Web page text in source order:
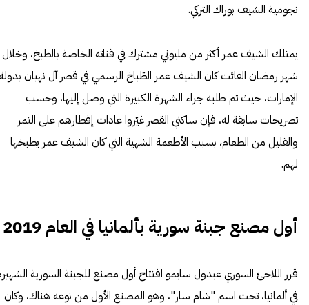
نجومية الشيف بوراك التركي.
يمتلك الشيف عمر أكثر من مليوني مشترك في قناته الخاصة بالطبخ، وخلال
شهر رمضان الفائت كان الشيف عمر الطّباخ الرسمي في قصر آل نهيان
الإمارات، حيث تم طلبه جراء الشهرة الكبيرة التي وصل إليها، وحسب
تصريحات سابقة له، فإن ساكني القصر غيّروا عادات إفطارهم على التمر
والقليل من الطعام، بسبب الأطعمة الشهية التي كان الشيف عمر يطبخها
لهم.
أول مصنع جبنة سورية بألمانيا في العام 2019
قرر اللاجئ السوري عبدول سايمو افتتاح أول مصنع للجبنة السورية
في ألمانيا، تحت اسم "شام سار"، وهو المصنع الأول من نوعه هناك، وكان